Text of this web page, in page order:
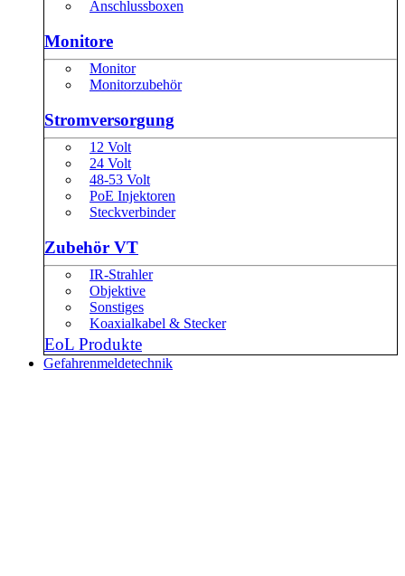
Anschlussboxen
Monitore
Monitor
Monitorzubehör
Stromversorgung
12 Volt
24 Volt
48-53 Volt
PoE Injektoren
Steckverbinder
Zubehör VT
IR-Strahler
Objektive
Sonstiges
Koaxialkabel & Stecker
EoL Produkte
Gefahrenmeldetechnik